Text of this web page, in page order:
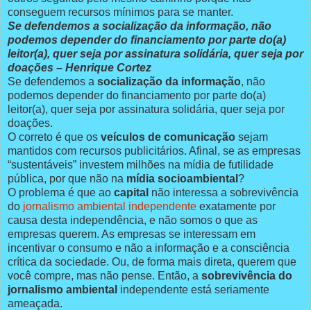
conseguem recursos mínimos para se manter.
Se defendemos a socialização da informação, não
podemos depender do financiamento por parte do(a)
leitor(a), quer seja por assinatura solidária, quer seja por
doações – Henrique Cortez
Se defendemos a socialização da informação, não
podemos depender do financiamento por parte do(a)
leitor(a), quer seja por assinatura solidária, quer seja por
doações.
O correto é que os veículos de comunicação sejam
mantidos com recursos publicitários. Afinal, se as empresas
“sustentáveis” investem milhões na mídia de futilidade
pública, por que não na mídia socioambiental ?
O problema é que ao capital não interessa a sobrevivência
do jornalismo ambiental independente exatamente por
causa desta independência, e não somos o que as
empresas querem. As empresas se interessam em
incentivar o consumo e não a informação e a consciência
crítica da sociedade. Ou, de forma mais direta, querem que
você compre, mas não pense. Então, a sobrevivência do
jornalismo ambiental independente está seriamente
ameaçada.